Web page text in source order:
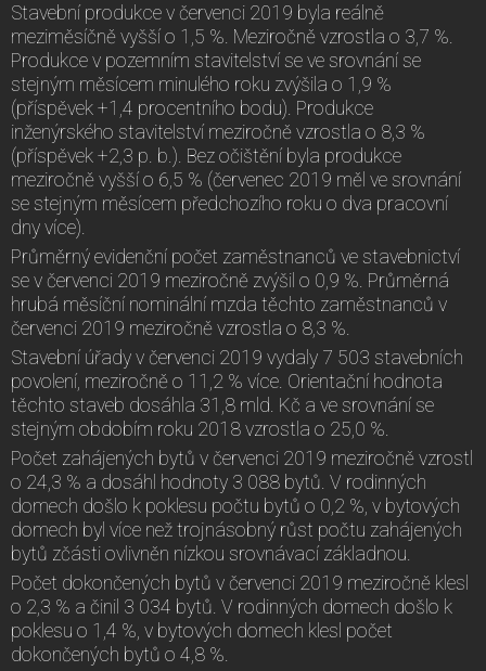
Stavební produkce v červenci 2019 byla reálně
meziměsíčně vyšší o 1,5 %. Meziročně vzrostla o 3,7 %.
Produkce v pozemním stavitelství se ve srovnání se
stejným měsícem minulého roku zvýšila o 1,9 %
(příspěvek +1,4 procentního bodu). Produkce
inženýrského stavitelství meziročně vzrostla o 8,3 %
(příspěvek +2,3 p. b.). Bez očištění byla produkce
meziročně vyšší o 6,5 % (červenec 2019 měl ve srovnání
se stejným měsícem předchozího roku o dva pracovní
dny více).
Průměrný evidenční počet zaměstnanců ve stavebnictví
se v červenci 2019 meziročně zvýšil o 0,9 %. Průměrná
hrubá měsíční nominální mzda těchto zaměstnanců v
červenci 2019 meziročně vzrostla o 8,3 %.
Stavební úřady v červenci 2019 vydaly 7 503 stavebních
povolení, meziročně o 11,2 % více. Orientační hodnota
těchto staveb dosáhla 31,8 mld. Kč a ve srovnání se
stejným obdobím roku 2018 vzrostla o 25,0 %.
Počet zahájených bytů v červenci 2019 meziročně vzrostl
o 24,3 % a dosáhl hodnoty 3 088 bytů. V rodinných
domech došlo k poklesu počtu bytů o 0,2 %, v bytových
domech byl více než trojnásobný růst počtu zahájených
bytů zčásti ovlivněn nízkou srovnávací základnou.
Počet dokončených bytů v červenci 2019 meziročně klesl
o 2,3 % a činil 3 034 bytů. V rodinných domech došlo k
poklesu o 1,4 %, v bytových domech klesl počet
dokončených bytů o 4,8 %.